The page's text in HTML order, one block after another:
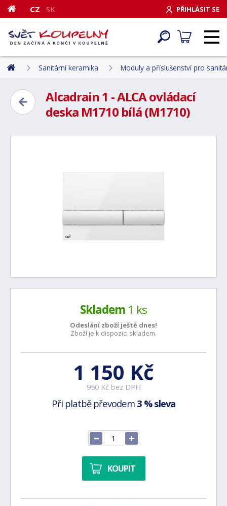
PŘIHLÁSIT SE
CZ SK
Sanitární keramika Moduly a příslušenství pro
Alcadrain 1 - ALCA ovládací
deska M1710 bílá (M1710)
Skladem 1 ks
Odeslání zboží ještě dnes!
Zboží je k dispozici skladem.
1 150 Kč
950 Kč bez DPH
Při platbě převodem 3 % sleva
KOUPIT